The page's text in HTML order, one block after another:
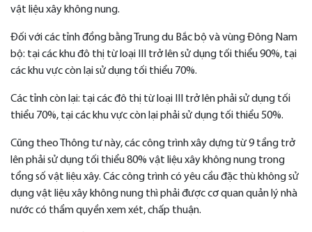
vật liệu xây không nung.
Đối với các tỉnh đồng bằng Trung du Bắc bộ và vùng Đông Nam
bộ: tại các khu đô thị từ loại III trở lên sử dụng tối thiểu 90%, tại
các khu vực còn lại sử dụng tối thiểu 70%.
Các tỉnh còn lại: tại các đô thị từ loại III trở lên phải sử dụng tối
thiểu 70%, tại các khu vực còn lại phải sử dụng tối thiểu 50%.
Cũng theo Thông tư này, các công trình xây dựng từ 9 tầng trở
lên phải sử dụng tối thiểu 80% vật liệu xây không nung trong
tổng số vật liệu xây. Các công trình có yêu cầu đặc thù không sử
dụng vật liệu xây không nung thì phải được cơ quan quản lý nhà
nước có thẩm quyền xem xét, chấp thuận.